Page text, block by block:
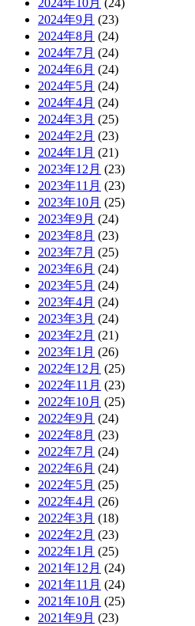
2024年9月 (23)
2024年8月 (24)
2024年7月 (24)
2024年6月 (24)
2024年5月 (24)
2024年4月 (24)
2024年3月 (25)
2024年2月 (23)
2024年1月 (21)
2023年12月 (23)
2023年11月 (23)
2023年10月 (25)
2023年9月 (24)
2023年8月 (23)
2023年7月 (25)
2023年6月 (24)
2023年5月 (24)
2023年4月 (24)
2023年3月 (24)
2023年2月 (21)
2023年1月 (26)
2022年12月 (25)
2022年11月 (23)
2022年10月 (25)
2022年9月 (24)
2022年8月 (23)
2022年7月 (24)
2022年6月 (24)
2022年5月 (25)
2022年4月 (26)
2022年3月 (18)
2022年2月 (23)
2022年1月 (25)
2021年12月 (24)
2021年11月 (24)
2021年10月 (25)
2021年9月 (23)